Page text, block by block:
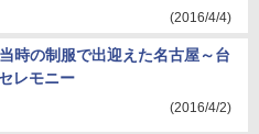
(2016/4/4)
時の制服で出迎えた名古屋～台
レモニー
(2016/4/2)